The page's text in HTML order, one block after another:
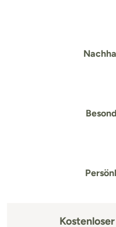
Kostenloser